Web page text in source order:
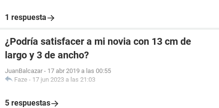
1 respuesta
¿Podría satisfacer a mi novia con 13 cm de
largo y 3 de ancho?
JuanBalcazar - 17 abr 2019 a las 00:55
Faze - 17 jun 2023 a las 21:03
5 respuestas